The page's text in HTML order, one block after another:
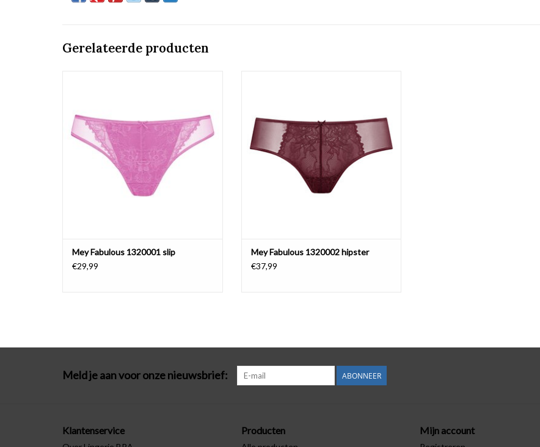
Gerelateerde producten
Mey Fabulous 1320001 slip
€29,99
Mey Fabulous 1320002 hipster
€37,99
Meld je aan voor onze nieuwsbrief: ABONNEER
Klantenservice Producten Mijn account